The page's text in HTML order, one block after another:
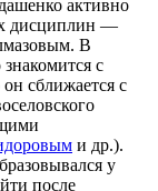
активно
дисциплин —
В
с
он сближается с
и др.).
у
после